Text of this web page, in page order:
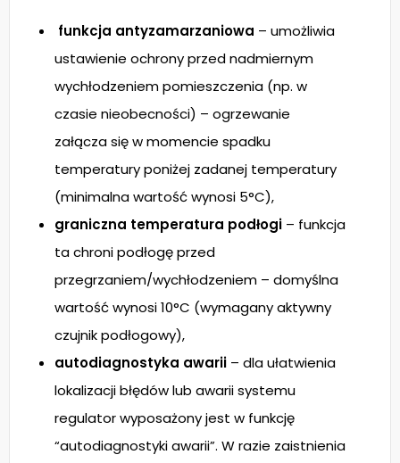
funkcja antyzamarzaniowa – umożliwia
ustawienie ochrony przed nadmiernym
wychłodzeniem pomieszczenia (np. w
czasie nieobecności) – ogrzewanie
załącza się w momencie spadku
temperatury poniżej zadanej temperatury
(minimalna wartość wynosi 5°C),
graniczna temperatura podłogi – funkcja
ta chroni podłogę przed
przegrzaniem/wychłodzeniem – domyślna
wartość wynosi 10°C (wymagany aktywny
czujnik podłogowy),
autodiagnostyka awarii – dla ułatwienia
lokalizacji błędów lub awarii systemu
regulator wyposażony jest w funkcję
“autodiagnostyki awarii”. W razie zaistnienia